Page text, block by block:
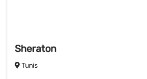
Sheraton
Tunis